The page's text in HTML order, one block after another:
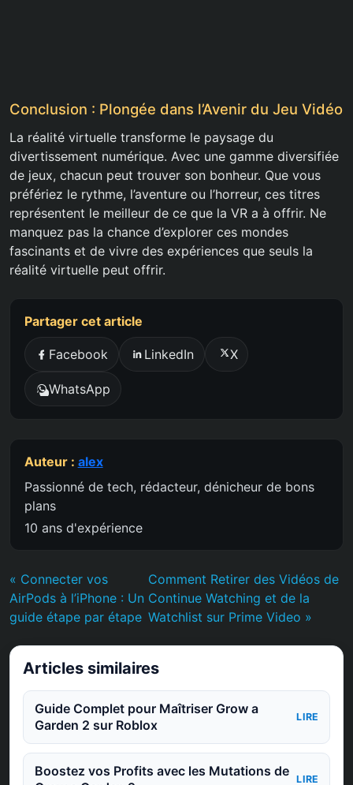
Conclusion : Plongée dans l’Avenir du Jeu Vidéo
La réalité virtuelle transforme le paysage du
divertissement numérique. Avec une gamme diversifiée
de jeux, chacun peut trouver son bonheur. Que vous
préfériez le rythme, l’aventure ou l’horreur, ces titres
représentent le meilleur de ce que la VR a à offrir. Ne
manquez pas la chance d’explorer ces mondes
fascinants et de vivre des expériences que seuls la
réalité virtuelle peut offrir.
Partager cet article
Facebook LinkedIn X
WhatsApp
Auteur : alex
Passionné de tech, rédacteur, dénicheur de bons
plans
10 ans d'expérience
« Connecter vos
AirPods à l’iPhone : Un
guide étape par étape
Comment Retirer des Vidéos de
Continue Watching et de la
Watchlist sur Prime Video »
Articles similaires
Guide Complet pour Maîtriser Grow a
Garden 2 sur Roblox
LIRE
Boostez vos Profits avec les Mutations de
LIRE